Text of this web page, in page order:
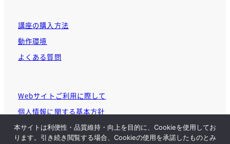
講座の購入方法
動作環境
よくある質問
Webサイトご利用に際して
個人情報に関する基本方針
本サイトは利便性・品質維持・向上を目的に、Cookieを使用してお
ります。引き続き閲覧する場合、Cookieの使用を承諾したものとみ